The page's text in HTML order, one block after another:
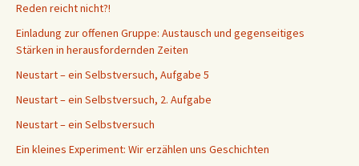
Reden reicht nicht?!
Einladung zur offenen Gruppe: Austausch und gegenseitiges
Stärken in herausfordernden Zeiten
Neustart – ein Selbstversuch, Aufgabe 5
Neustart – ein Selbstversuch, 2. Aufgabe
Neustart – ein Selbstversuch
Ein kleines Experiment: Wir erzählen uns Geschichten